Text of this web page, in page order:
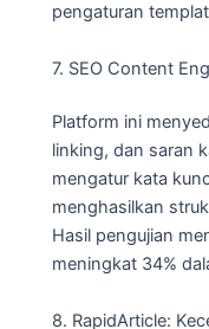
pengaturan
7. SEO Content
Platform ini
linking, dan saran
mengatur kata
menghasilkan
Hasil pengujian
meningkat 34%
8. RapidArticle: